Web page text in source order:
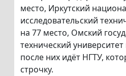
место, Иркутский
исследовательский
на 77 место, Омский
технический
после них идёт НГТУ,
строчку.